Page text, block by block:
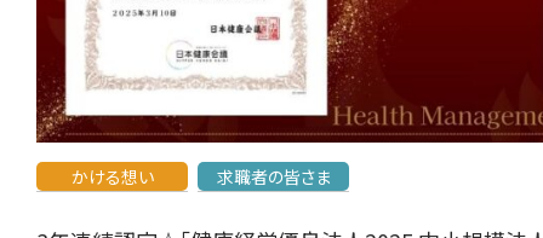
かける想い 求職者の皆さま